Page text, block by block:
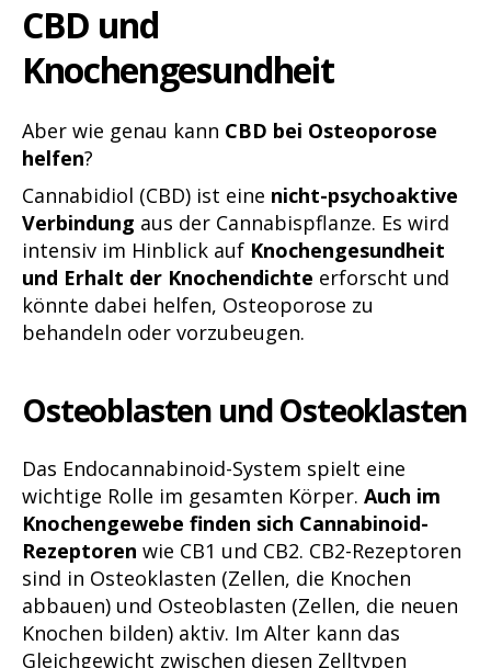
CBD und
Knochengesundheit
Aber wie genau kann CBD bei Osteoporose
helfen?
Cannabidiol (CBD) ist eine nicht-psychoaktive
Verbindung aus der Cannabispflanze. Es wird
intensiv im Hinblick auf Knochengesundheit
und Erhalt der Knochendichte erforscht und
könnte dabei helfen, Osteoporose zu
behandeln oder vorzubeugen.
Osteoblasten und Osteoklasten
Das Endocannabinoid-System spielt eine
wichtige Rolle im gesamten Körper. Auch im
Knochengewebe finden sich Cannabinoid-
Rezeptoren wie CB1 und CB2. CB2-Rezeptoren
sind in Osteoklasten (Zellen, die Knochen
abbauen) und Osteoblasten (Zellen, die neuen
Knochen bilden) aktiv. Im Alter kann das
Gleichgewicht zwischen diesen Zelltypen